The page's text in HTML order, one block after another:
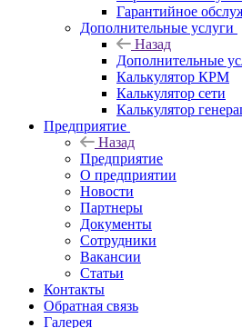
Гарантийное
Дополнительные услуги
Назад
Дополнительные
Калькулятор КРМ
Калькулятор сети
Калькулятор
Предприятие
Назад
Предприятие
О предприятии
Новости
Партнеры
Документы
Сотрудники
Вакансии
Статьи
Контакты
Обратная связь
Галерея